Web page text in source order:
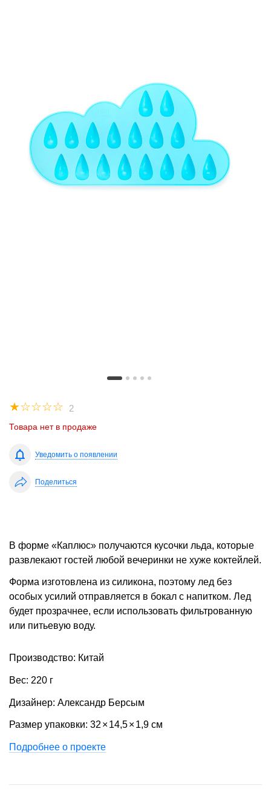
☆
☆
☆
☆
☆ 2
Товара нет в продаже
Уведомить о появлении
Поделиться
В форме «Каплюс» получаются кусочки льда, которые
развлекают гостей любой вечеринки не хуже коктейлей.
Форма изготовлена из силикона, поэтому лед без
особых усилий отправляется в бокал с напитком. Лед
будет прозрачнее, если использовать фильтрованную
или питьевую воду.
Производство: Китай
Вес: 220 г
Дизайнер: Александр Берсым
Размер упаковки: 32× 14,5× 1,9 см
Подробнее о проекте